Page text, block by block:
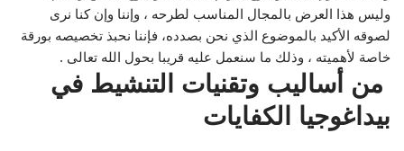
وليس هذا العرض بالمجال المناسب لطرحه ، وإننا وإن كنا نرى
لصوقه الأكيد بالموضوع الذي نحن بصدده، فإننا نحبذ تخصيصه بورقة
خاصة لأهميته ، وذلك ما سنعمل عليه قريبا بحول الله تعالى .
من أساليب وتقنيات التنشيط في
بيداغوجيا الكفايات